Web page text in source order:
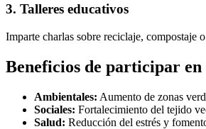
3. Talleres educativos
Imparte charlas sobre reciclaje, compostaje
Beneficios de participar
Ambientales: Aumento de zonas
Sociales: Fortalecimiento del tejido
Salud: Reducción del estrés y